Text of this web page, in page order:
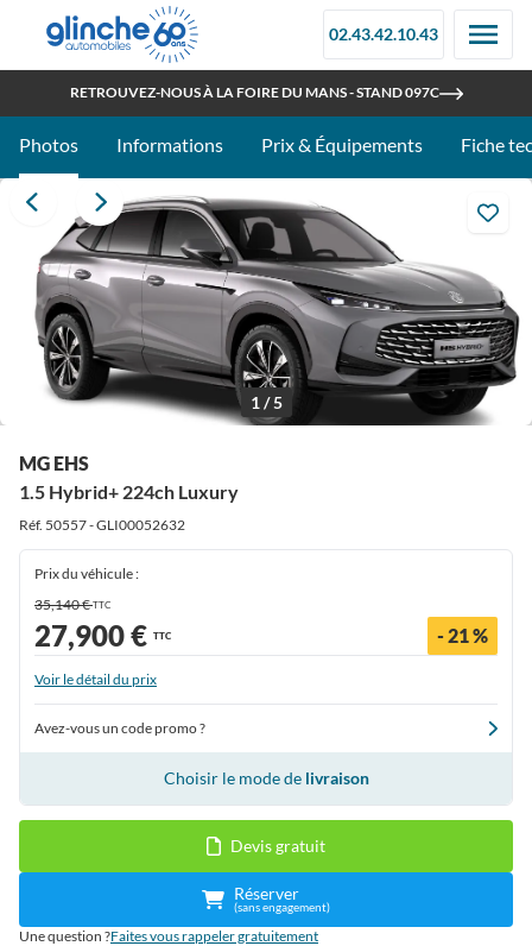
02.43.42.10.43
RETROUVEZ-NOUS À LA FOIRE DU MANS - STAND 097C
OUVERT TOUT L'ÉTÉ
Photos Informations Prix & Équipements Fiche
1 / 5
MG EHS
1.5 Hybrid+ 224ch Luxury
Réf. 50557 - GLI00052632
Prix du véhicule :
35,140 €TTC
27,900 € TTC - 21 %
Voir le détail du prix
Avez-vous un code promo ?
Choisir le mode de livraison
Devis gratuit
Réserver
(sans engagement)
Une question ?Faites vous rappeler gratuitement